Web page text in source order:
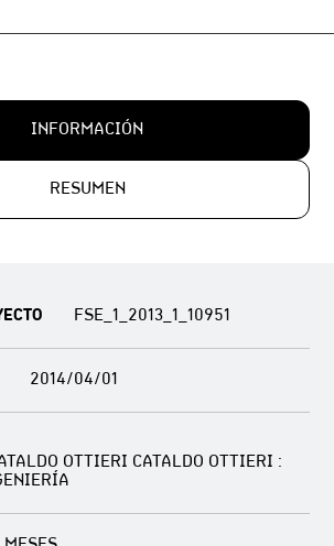
INFORMACIÓN
RESUMEN
FSE_1_2013_1_10951
2014/04/01
OTTIERI CATALDO OTTIERI :